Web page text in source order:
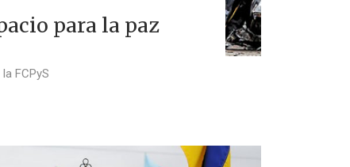
para la paz
FCPyS